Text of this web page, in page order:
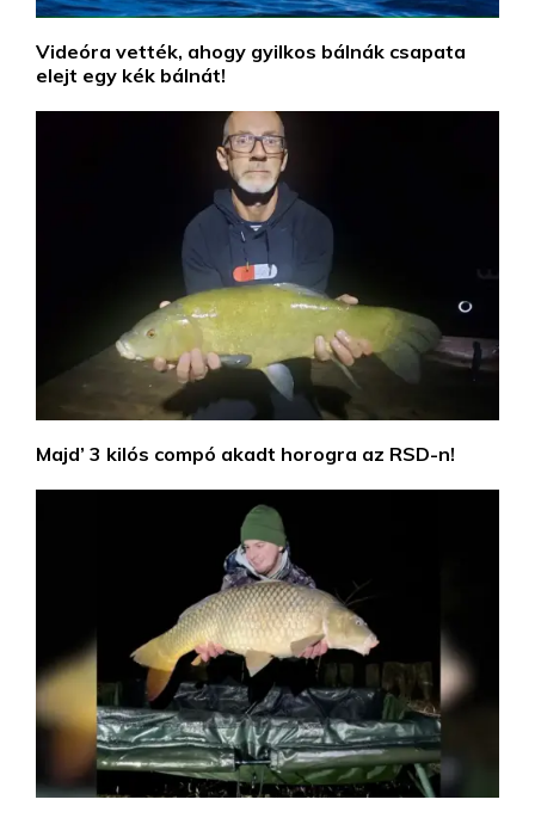
Videóra vették, ahogy gyilkos bálnák csapata
elejt egy kék bálnát!
Majd’ 3 kilós compó akadt horogra az RSD-n!